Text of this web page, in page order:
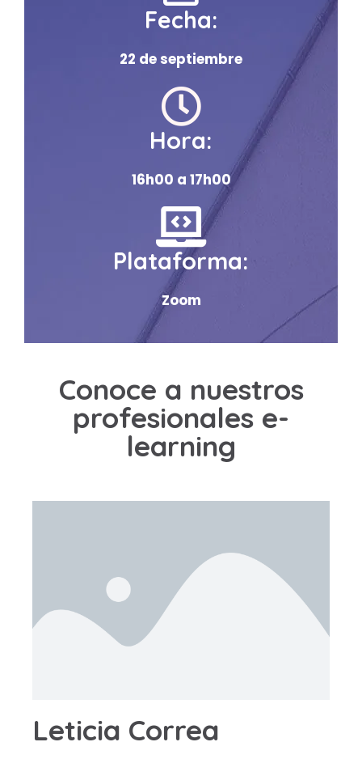
Fecha:
22 de septiembre
Hora:
16h00 a 17h00
Plataforma:
Zoom
Conoce a nuestros
profesionales e-
learning
Leticia Correa